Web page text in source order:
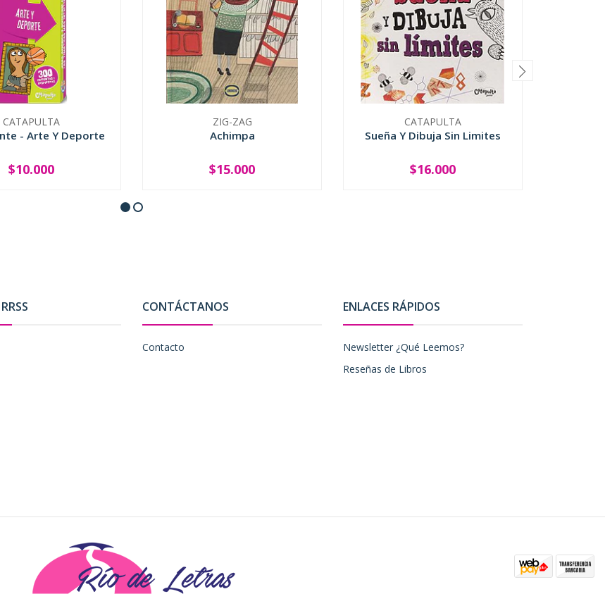
CATAPULTA
- Arte Y Deporte
+
$10.000
ZIG-ZAG
Achimpa
+
$15.000
CATAPULTA
Sueña Y Dibuja Sin Limites
+
$16.000
CONTÁCTANOS
Contacto
ENLACES RÁPIDOS
Newsletter ¿Qué Leemos?
Reseñas de Libros